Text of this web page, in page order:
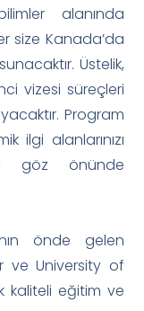
alanında
size Kanada’da
Üstelik,
vizesi süreçleri
Program
ilgi alanlarınızı
göz önünde
önde gelen
ve University of
kaliteli eğitim ve